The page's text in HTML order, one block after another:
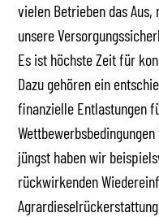
vielen Betrieben das
unsere
Es ist höchste Zeit für
Dazu gehören ein
finanzielle Entlastungen
jüngst haben wir
rückwirkenden